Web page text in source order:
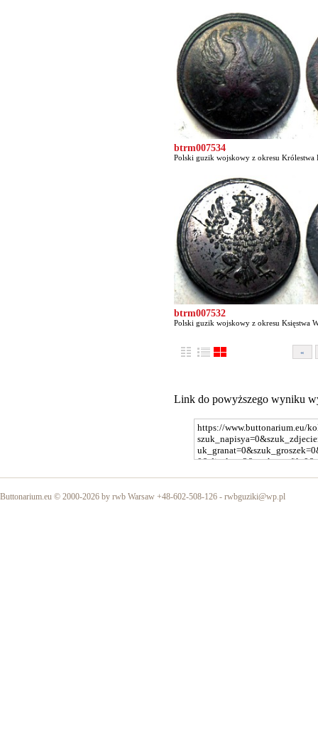
btrm007534
Polski guzik wojskowy z okresu Królestwa
btrm007532
Polski guzik wojskowy z okresu Księstwa
«
Link do powyższego wyniku
Buttonarium.eu © 2000-2026 by rwb Warsaw +48-602-508-126 - rwbguziki@wp.pl